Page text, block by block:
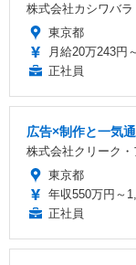
株式会社カシワバ
東京都
月給20万243円
正社員
広告×制作と一気
株式会社クリーク
東京都
年収550万円～
正社員